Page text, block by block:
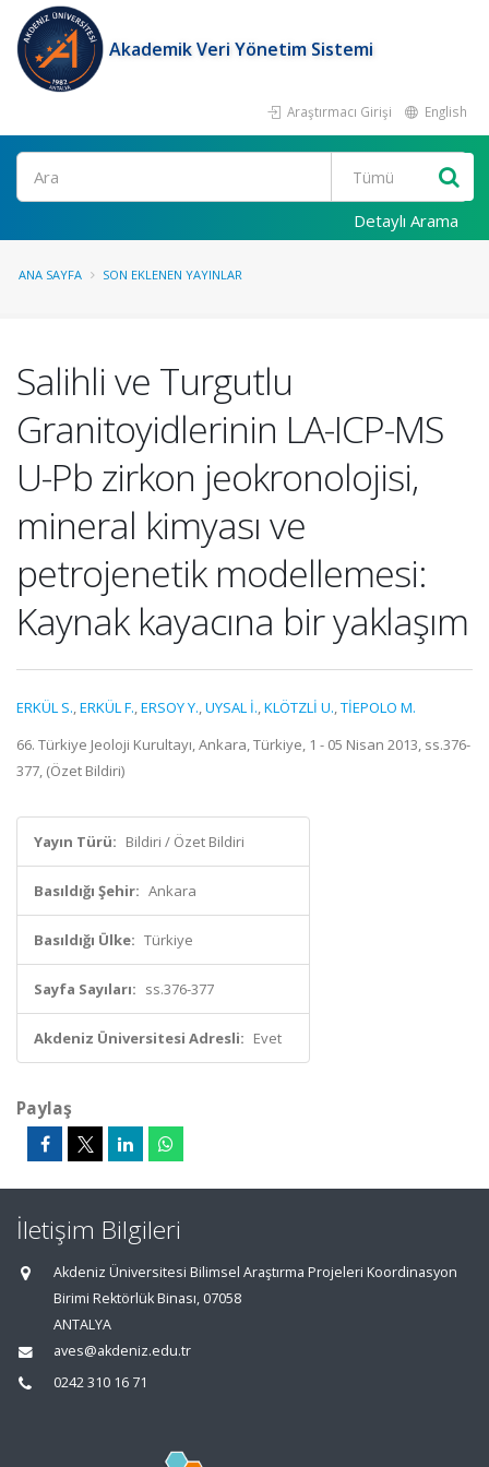
Akademik Veri Yönetim Sistemi
Araştırmacı Girişi English
Ara
Detaylı Arama
ANA SAYFA SON EKLENEN YAYINLAR
Salihli ve Turgutlu
Granitoyidlerinin LA-ICP-MS
U-Pb zirkon jeokronolojisi,
mineral kimyası ve
petrojenetik modellemesi:
Kaynak kayacına bir yaklaşım
ERKÜL S.,ERKÜL F.,ERSOY Y.,UYSAL İ.,KLÖTZLİ U.,TİEPOLO M.
66. Türkiye Jeoloji Kurultayı, Ankara, Türkiye, 1 - 05 Nisan 2013, ss.376-
377, (Özet Bildiri)
Yayın Türü: Bildiri / Özet Bildiri
Basıldığı Şehir: Ankara
Basıldığı Ülke: Türkiye
Sayfa Sayıları: ss.376-377
Akdeniz Üniversitesi Adresli: Evet
Paylaş
İletişim Bilgileri
Akdeniz Üniversitesi Bilimsel Araştırma Projeleri Koordinasyon
Birimi Rektörlük Binası, 07058
ANTALYA
aves@akdeniz.edu.tr
0242 310 16 71